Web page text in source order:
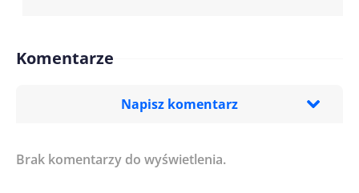
Komentarze
Napisz komentarz
Imię/ Nick*
Brak komentarzy do wyświetlenia.